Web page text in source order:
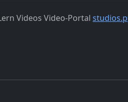
Videos Video-Portal